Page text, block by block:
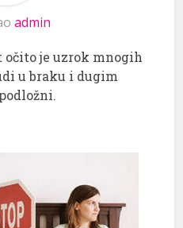
admin
očito je uzrok mnogih
u braku i dugim